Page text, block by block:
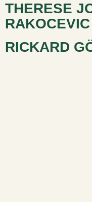
THERESE
RAKOCEVIC
RICKARD